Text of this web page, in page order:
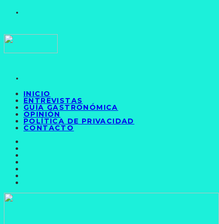
INICIO
ENTREVISTAS
GUÍA GASTRONÓMICA
OPINIÓN
POLÍTICA DE PRIVACIDAD
CONTACTO